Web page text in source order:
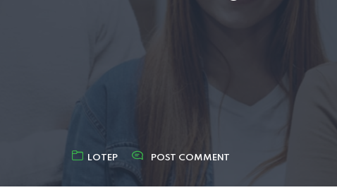
LOTEP POST COMMENT